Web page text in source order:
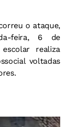
o ataque,
feira, 6 de
realiza
voltadas